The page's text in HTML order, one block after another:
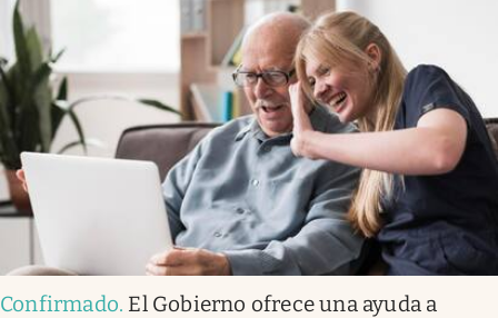
Confirmado. El Gobierno ofrece una ayuda a